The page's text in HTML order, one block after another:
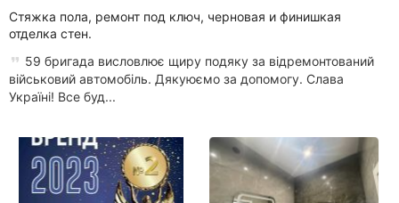
Запорожье
Днепр
Львов
Рог
Николаев
Стяжка пола, ремонт под ключ, черновая и финишкая
отделка стен.
59 бригада висловлює щиру подяку за відремонтований
військовий автомобіль. Дякуюємо за допомогу. Слава
Україні! Все буд...